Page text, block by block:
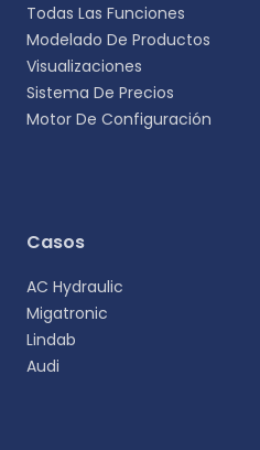
Todas Las Funciones
Modelado De Productos
Visualizaciones
Sistema De Precios
Motor De Configuración
Casos
AC Hydraulic
Migatronic
Lindab
Audi